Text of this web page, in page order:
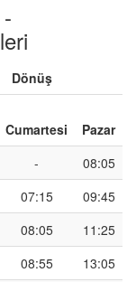
Dönüş
Cumartesi
Pazar
-
08:05
07:15
09:45
08:05
11:25
08:55
13:05